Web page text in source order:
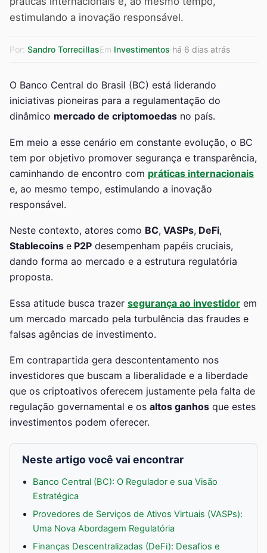
estimulando a inovação responsável.
Por: Sandro TorrecillasEm Investimentos·há 6 dias atrás
O Banco Central do Brasil (BC) está liderando
iniciativas pioneiras para a regulamentação do
dinâmico mercado de criptomoedas no país.
Em meio a esse cenário em constante evolução, o BC
tem por objetivo promover segurança e transparência,
caminhando de encontro com práticas internacionais
e, ao mesmo tempo, estimulando a inovação
responsável.
Neste contexto, atores como BC, VASPs, DeFi,
Stablecoins e P2P desempenham papéis cruciais,
dando forma ao mercado e a estrutura regulatória
proposta.
Essa atitude busca trazer segurança ao investidor em
um mercado marcado pela turbulência das fraudes e
falsas agências de investimento.
Em contrapartida gera descontentamento nos
investidores que buscam a liberalidade e a liberdade
que os criptoativos oferecem justamente pela falta de
regulação governamental e os altos ganhos que estes
investimentos podem oferecer.
Neste artigo você vai encontrar
Banco Central (BC): O Regulador e sua Visão
Estratégica
Provedores de Serviços de Ativos Virtuais (VASPs):
Uma Nova Abordagem Regulatória
Finanças Descentralizadas (DeFi): Desafios e